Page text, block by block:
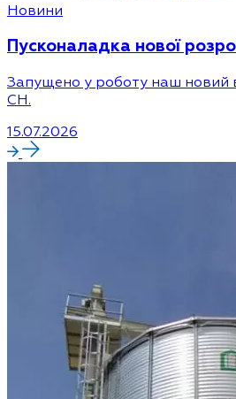
Новини
Пусконаладка нової
Запущено у роботу наш новий
CH.
15.07.2026